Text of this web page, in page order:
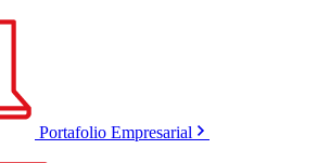
Portafolio Empresarial